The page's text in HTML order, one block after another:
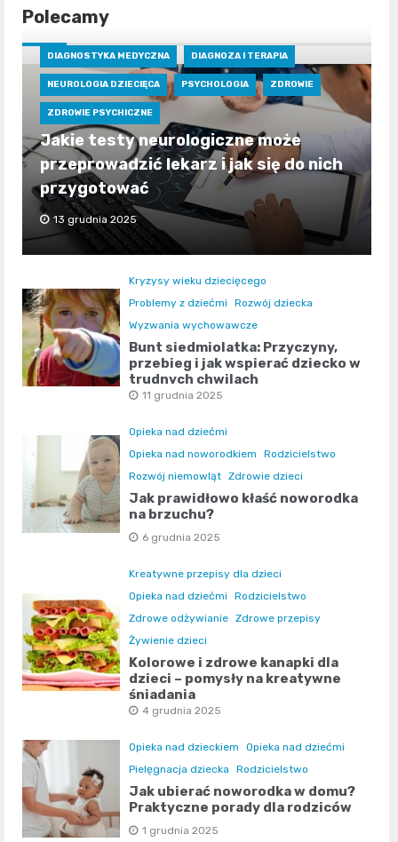
Polecamy
DIAGNOSTYKA MEDYCZNA DIAGNOZA I TERAPIA
NEUROLOGIA DZIECIĘCA PSYCHOLOGIA ZDROWIE
ZDROWIE PSYCHICZNE
Jakie testy neurologiczne może
przeprowadzić lekarz i jak się do nich
przygotować
13 grudnia 2025
Kryzysy wieku dziecięcego
Problemy z dziećmi
Rozwój dziecka
Wyzwania wychowawcze
Bunt siedmiolatka: Przyczyny,
przebieg i jak wspierać dziecko w
trudnych chwilach
11 grudnia 2025
Opieka nad dziećmi
Opieka nad noworodkiem
Rodzicielstwo
Rozwój niemowląt Zdrowie dzieci
Jak prawidłowo kłaść noworodka
na brzuchu?
6 grudnia 2025
Kreatywne przepisy dla dzieci
Opieka nad dziećmi
Rodzicielstwo
Zdrowe odżywianie Zdrowe przepisy
Żywienie dzieci
Kolorowe i zdrowe kanapki dla
dzieci – pomysły na kreatywne
śniadania
4 grudnia 2025
Opieka nad dzieckiem
Opieka nad dziećmi
Pielęgnacja dziecka
Rodzicielstwo
Jak ubierać noworodka w domu?
Praktyczne porady dla rodziców
1 grudnia 2025